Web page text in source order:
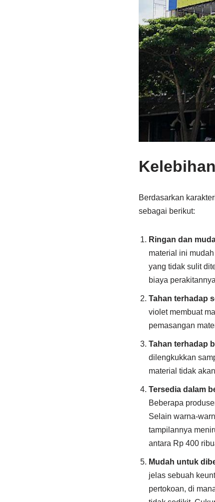
Berdasarkan
sebagai berikut:
Ringan dan
material ini
yang tidak sulit
biaya
Tahan terhadap
violet membuat
pemasangan
Tahan terhadap
dilengkukkan
material tidak
Tersedia dalam
Beberapa
Selain warna-
tampilannya
antara Rp 400
Mudah untuk
jelas sebuah
pertokoan, di